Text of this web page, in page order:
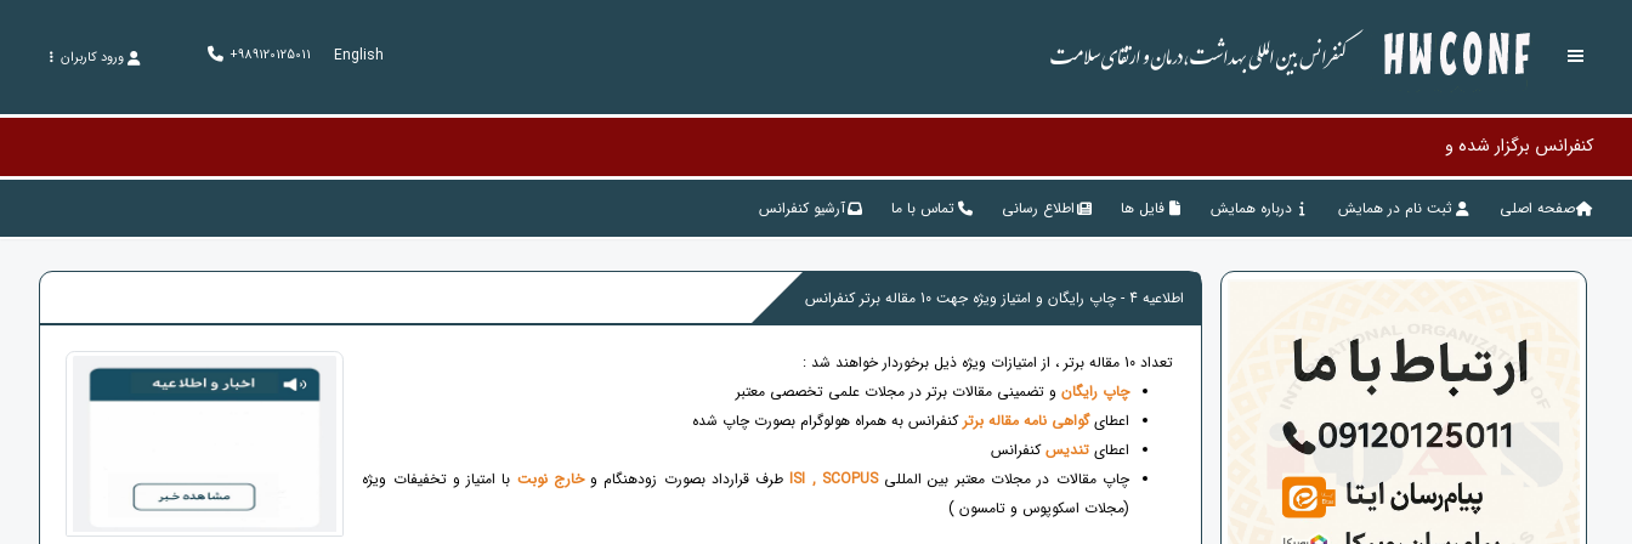
کنفرانس بین المللی بهداشت،درمان و ارتقای سلامت English
+989120125011 ورود کاربران
کنفرانس برگزار شده و سایت آرشیو گردیده اس
صفحه اصلی ثبت نام در همایش درباره همایش فایل ها اطلاع رسانی تماس با ما آرشیو کنفرانس
اطلاعیه 4 - چاپ رایگان و امتیاز ویژه جهت 10 مقاله برتر کنفرانس
تعداد 10 مقاله برتر ، از امتیازات ویژه ذیل برخوردار خواهند شد :
چاپ رایگان و تضمینی مقالات برتر در مجلات علمی تخصصی معتبر
اعطایگواهی نامه مقاله برترکنفرانس به همراه هولوگرام بصورت چاپ شده
اعطایتندیسکنفرانس
چاپ مقالات در مجلات معتبر بین المللیISI , SCOPUSطرف قرارداد بصورت زودهنگام وخارج نوبت با امتیاز و تخفیفات ویژه
(مجلات اسکوپوس و تامسون )